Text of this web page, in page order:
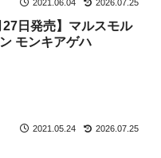
2021.06.04 2026.07.25
27日発売】マルスモル
モンキアゲハ
2021.05.24 2026.07.25